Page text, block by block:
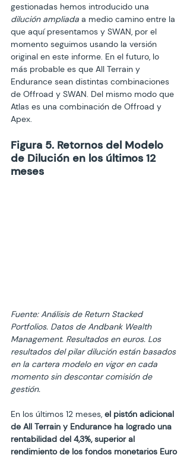
gestionadas hemos introducido una
dilución ampliada a medio camino entre la
que aquí presentamos y SWAN, por el
momento seguimos usando la versión
original en este informe. En el futuro, lo
más probable es que All Terrain y
Endurance sean distintas combinaciones
de Offroad y SWAN. Del mismo modo que
Atlas es una combinación de Offroad y
Apex.
Figura 5. Retornos del Modelo
de Dilución en los últimos 12
Fuente: Análisis de Return Stacked
Portfolios. Datos de Andbank Wealth
Management. Resultados en euros. Los
resultados del pilar dilución están basados
en la cartera modelo en vigor en cada
momento sin descontar comisión de
gestión.
En los últimos 12 meses, el pistón adicional
de All Terrain y Endurance ha logrado una
rentabilidad del 4,3%, superior al
rendimiento de los fondos monetarios Euro